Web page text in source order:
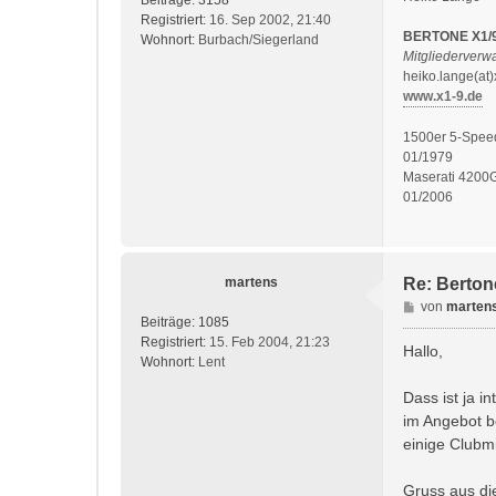
Registriert: 16. Sep 2002, 21:40
Wohnort: Burbach/Siegerland
BERTONE
www.x1-9.de
1500er 5-
01/1979
Maserati
01/2006
martens
Beiträge: 1085
Registriert: 15. Feb 2004, 21:23
Wohnort: Lent
Re:
B
e
i
a
g
von
Hallo,
Dass ist ja
im Angebot
einige
Gruss aus